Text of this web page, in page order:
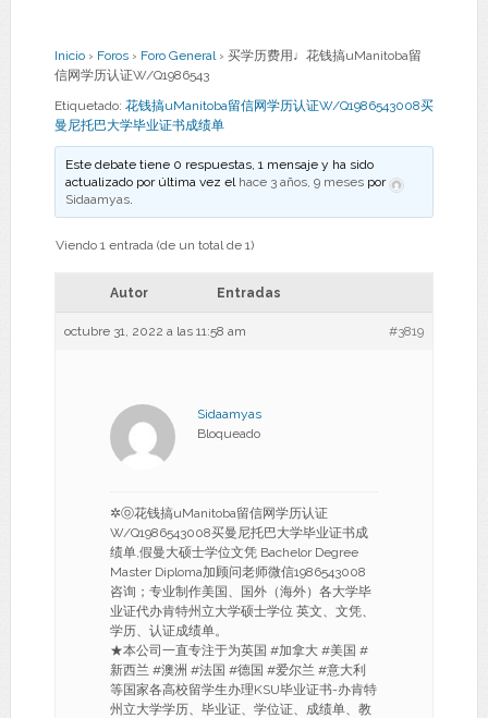
Inicio › Foros › Foro General › 买学历费用♩花钱搞uManitoba留
信网学历认证W/Q1986543
Etiquetado: 花钱搞uManitoba留信网学历认证W/Q1986543008买
曼尼托巴大学毕业证书成绩单
Este debate tiene 0 respuestas, 1 mensaje y ha sido
actualizado por última vez el hace 3 años, 9 meses por
Sidaamyas.
Viendo 1 entrada (de un total de 1)
Autor Entradas
octubre 31, 2022 a las 11:58 am #3819
Sidaamyas
Bloqueado
✲ⓞ花钱搞uManitoba留信网学历认证
W/Q1986543008买曼尼托巴大学毕业证书成
绩单,假曼大硕士学位文凭 Bachelor Degree
Master Diploma加顾问老师微信1986543008
咨询；专业制作美国、国外（海外）各大学毕
业证代办肯特州立大学硕士学位 英文、文凭、
学历、认证成绩单。
★本公司一直专注于为英国 #加拿大 #美国 #
新西兰 #澳洲 #法国 #德国 #爱尔兰 #意大利
等国家各高校留学生办理KSU毕业证书-办肯特
州立大学学历、毕业证、学位证、成绩单、教